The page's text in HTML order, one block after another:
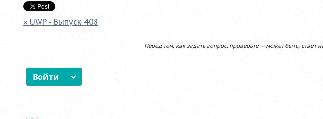
« UWP - Выпуск 408
Перед тем, как задать вопрос, проверьте — может быть, ответ